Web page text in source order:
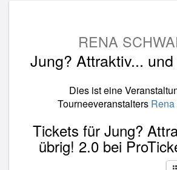
RENA
Jung? Attraktiv...
Dies ist eine
Tourneeveranstalters
Tickets für Jung?
übrig! 2.0 bei